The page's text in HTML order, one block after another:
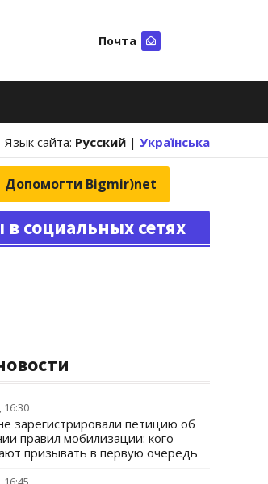
Почта
Язык сайта: Русский | Українська
Допомогти Bigmir)net
социальных сетях
16:30
зарегистрировали петицию об
правил мобилизации: кого
призывать в первую очередь